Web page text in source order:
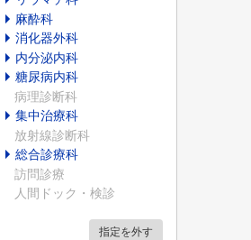
麻酔科
消化器外科
内分泌内科
糖尿病内科
病理診断科
集中治療科
放射線診断科
総合診療科
訪問診療
人間ドック・検診
指定を外す